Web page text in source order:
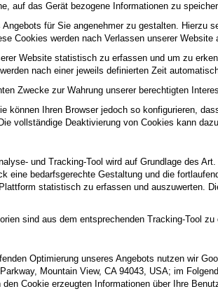
auf das Gerät bezogene Informationen zu
für Sie angenehmer zu gestalten.
Cookies werden nach Verlassen unserer Website
Website statistisch zu erfassen und um zu
nach einer jeweils definierten Zeit
Zwecke zur Wahrung unserer berechtigten
können Ihren Browser jedoch so konfigurieren,
vollständige Deaktivierung von Cookies kann
und Tracking-Tool wird auf Grundlage des
eine bedarfsgerechte Gestaltung und die
statistisch zu erfassen und auszuwerten.
sind aus dem entsprechenden Tracking-Tool zu
Optimierung unseres Angebots nutzen wir
Mountain View, CA 94043, USA; im
Cookie erzeugten Informationen über Ihre